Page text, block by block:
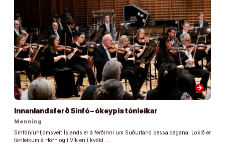
arrow_forward
Innanlandsferð Sinfó – ókeypis tónleikar
Menning
Sinfóníuhljómsveit Íslands er á ferðinni um Suðurland þessa dagana. Lokið er
tónleikum á Höfn og í Vík en í kvöld …